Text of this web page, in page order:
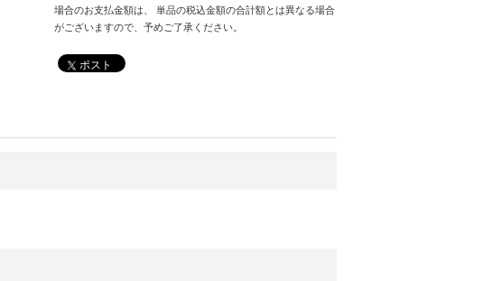
場合のお支払金額は、 単品の税込金額の合計額とは異なる場合
がございますので、予めご了承ください。
ポスト